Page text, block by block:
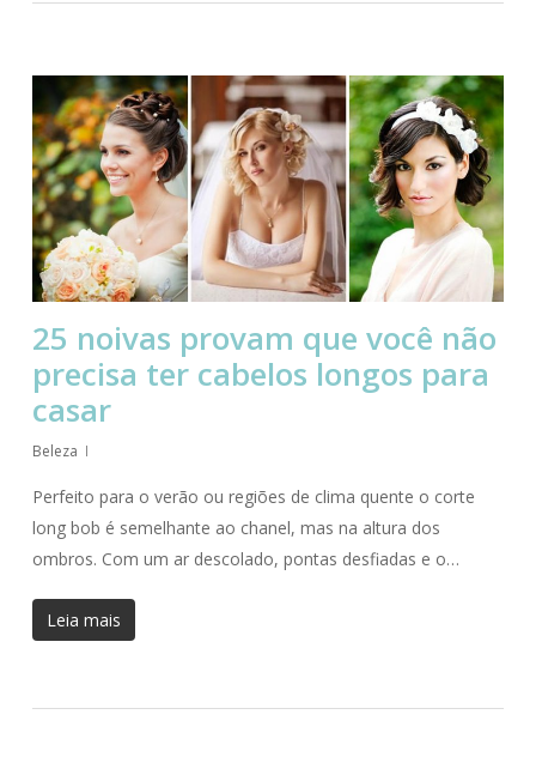
25 noivas provam que você não
precisa ter cabelos longos para
casar
Beleza
Perfeito para o verão ou regiões de clima quente o corte
long bob é semelhante ao chanel, mas na altura dos
ombros. Com um ar descolado, pontas desfiadas e o…
Leia mais